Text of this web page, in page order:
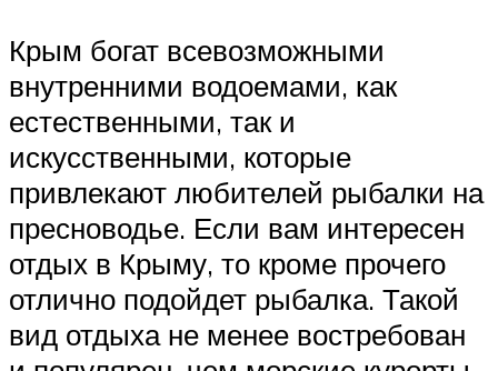
Крым богат всевозможными
внутренними водоемами, как
естественными, так и
искусственными, которые
привлекают любителей рыбалки на
пресноводье. Если вам интересен
отдых в Крыму, то кроме прочего
отлично подойдет рыбалка. Такой
вид отдыха не менее востребован